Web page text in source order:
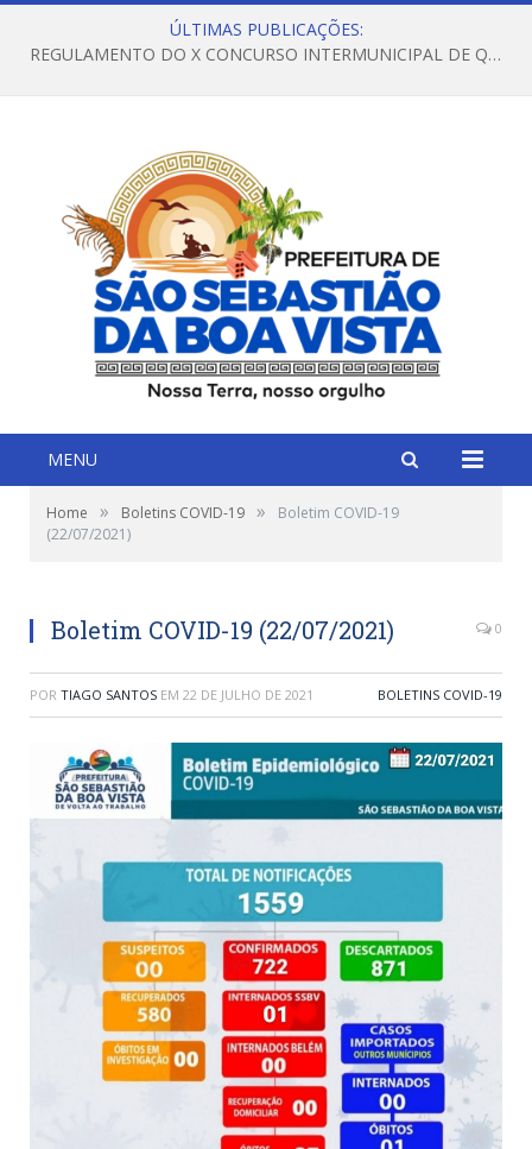
ÚLTIMAS PUBLICAÇÕES:
REGULAMENTO DO X CONCURSO INTERMUNICIPAL DE QUADRILHAS JUNINAS – 2026 – ARRAIÁ DA VENEZA
MENU
Home » Boletins COVID-19 »
Boletim COVID-19
(22/07/2021)
Boletim COVID-19 (22/07/2021) 0
POR TIAGO SANTOS EM 22 DE JULHO DE 2021 BOLETINS COVID-19